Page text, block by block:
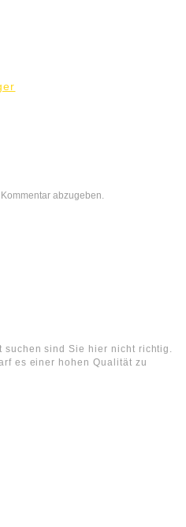
abzugeben.
suchen sind Sie hier nicht richtig.
es einer hohen Qualität zu